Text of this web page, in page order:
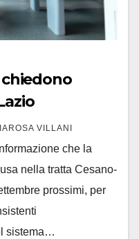
chiedono
VILLANI
che la
nella tratta Cesano-
prossimi, per
sistema…